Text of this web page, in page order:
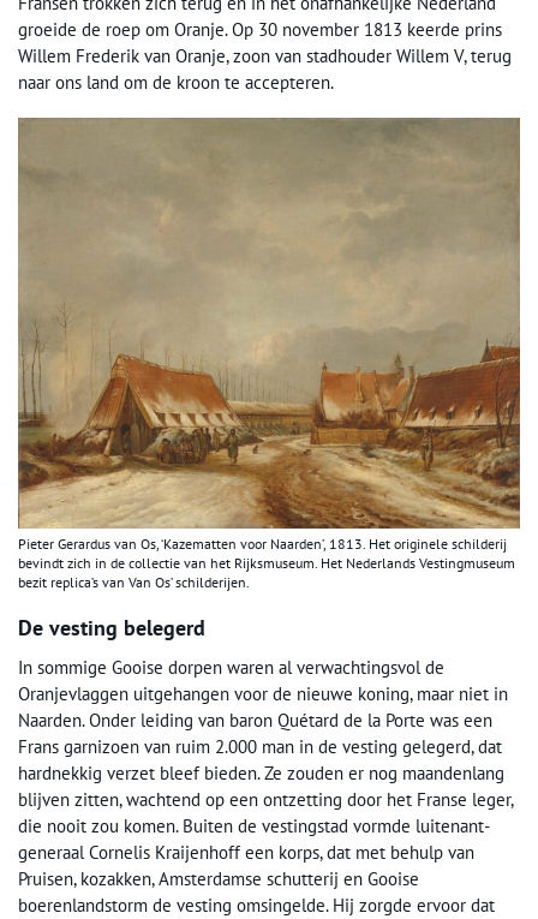
groeide de roep om Oranje. Op 30 november 1813 keerde prins
Willem Frederik van Oranje, zoon van stadhouder Willem V, terug
naar ons land om de kroon te accepteren.
Pieter Gerardus van Os, ‘Kazematten voor Naarden’, 1813. Het originele schilderij
bevindt zich in de collectie van het Rijksmuseum. Het Nederlands Vestingmuseum
bezit replica’s van Van Os’ schilderijen.
De vesting belegerd
In sommige Gooise dorpen waren al verwachtingsvol de
Oranjevlaggen uitgehangen voor de nieuwe koning, maar niet in
Naarden. Onder leiding van baron Quétard de la Porte was een
Frans garnizoen van ruim 2.000 man in de vesting gelegerd, dat
hardnekkig verzet bleef bieden. Ze zouden er nog maandenlang
blijven zitten, wachtend op een ontzetting door het Franse leger,
die nooit zou komen. Buiten de vestingstad vormde luitenant-
generaal Cornelis Kraijenhoff een korps, dat met behulp van
Pruisen, kozakken, Amsterdamse schutterij en Gooise
boerenlandstorm de vesting omsingelde. Hij zorgde ervoor dat